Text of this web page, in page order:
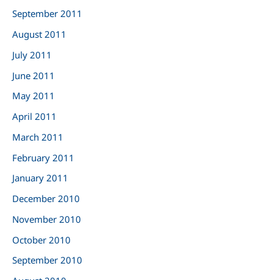
September 2011
August 2011
July 2011
June 2011
May 2011
April 2011
March 2011
February 2011
January 2011
December 2010
November 2010
October 2010
September 2010